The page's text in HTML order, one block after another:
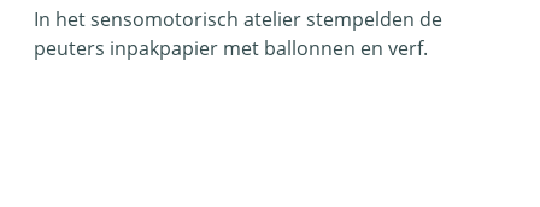
In het sensomotorisch atelier stempelden de
peuters inpakpapier met ballonnen en verf.